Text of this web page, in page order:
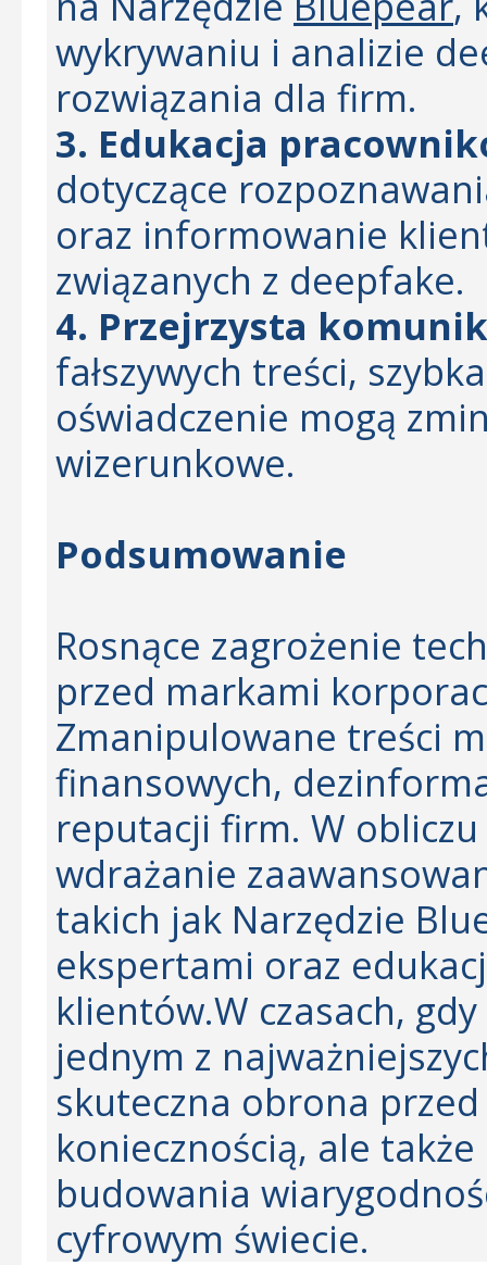
wykrywaniu i analizie
rozwiązania dla firm.
3. Edukacja
dotyczące
oraz informowanie
związanych z deepfake.
4. Przejrzysta
fałszywych treści,
oświadczenie mogą
wizerunkowe.
Podsumowanie
Rosnące zagrożenie
przed markami
Zmanipulowane treści
finansowych,
reputacji firm. W
wdrażanie
takich jak Narzędzie
ekspertami oraz
klientów.W czasach,
jednym z
skuteczna obrona
koniecznością, ale
budowania
cyfrowym świecie.